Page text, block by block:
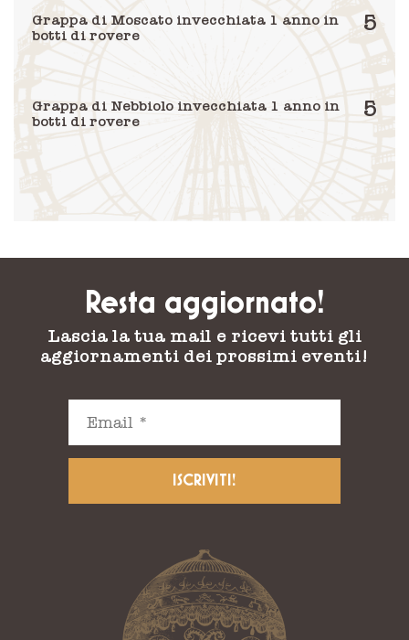
Grappa di Moscato invecchiata 1 anno in
botti di rovere
5
Grappa di Nebbiolo invecchiata 1 anno in
botti di rovere
5
Resta aggiornato!
Lascia la tua mail e ricevi tutti gli
aggiornamenti dei prossimi eventi!